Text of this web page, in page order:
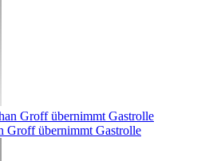
Groff übernimmt Gastrolle